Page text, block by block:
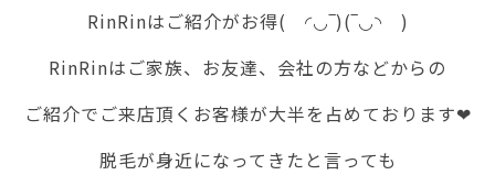
RinRinはご紹介がお得( ◜◡‾)(‾◡◝ )
RinRinはご家族、お友達、会社の方などからの
ご紹介でご来店頂くお客様が大半を占めております❤
脱毛が身近になってきたと言っても